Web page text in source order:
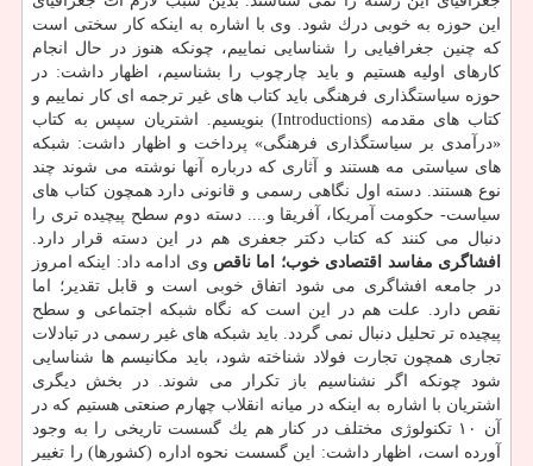
این حوزه به خوبی درك شود. وی با اشاره به اینكه كار سختی است
كه چنین جغرافیایی را شناسایی نماییم، چونكه هنوز در حال انجام
كارهای اولیه هستیم و باید چارچوب را بشناسیم، اظهار داشت: در
حوزه سیاستگذاری فرهنگی باید كتاب های غیر ترجمه ای كار نماییم و
كتاب های مقدمه (Introductions) بنویسیم. اشتریان سپس به كتاب
«درآمدی بر سیاستگذاری فرهنگی» پرداخت و اظهار داشت: شبكه
های سیاستی مه هستند و آثاری كه درباره آنها نوشته می شوند چند
نوع هستند. دسته اول نگاهی رسمی و قانونی دارد همچون كتاب های
سیاست- حكومت آمریكا، آفریقا و.... دسته دوم سطح پیچیده تری را
دنبال می كنند كه كتاب دكتر جعفری هم در این دسته قرار دارد.
افشاگری مفاسد اقتصادی خوب؛ اما ناقص وی ادامه داد: اینكه امروز
در جامعه افشاگری می شود اتفاق خوبی است و قابل تقدیر؛ اما
نقص دارد. علت هم در این است كه نگاه شبكه اجتماعی و سطح
پیچیده تر تحلیل دنبال نمی گردد. باید شبكه های غیر رسمی در تبادلات
تجاری همچون تجارت فولاد شناخته شود، باید مكانیسم ها شناسایی
شود چونكه اگر نشناسیم باز تكرار می شوند. در بخش دیگری
اشتریان با اشاره به اینكه در میانه انقلاب چهارم صنعتی هستیم كه در
آن ۱۰ تكنولوژی مختلف در كنار هم یك گسست تاریخی را به وجود
آورده است، اظهار داشت: این گسست نحوه اداره (كشورها) را تغییر